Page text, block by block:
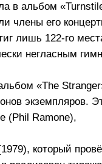
в альбом
члены его
лишь 122-го
негласным
«The
экземпляров.
(Phil Ramone),
который